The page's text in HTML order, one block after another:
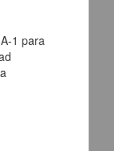
1 para